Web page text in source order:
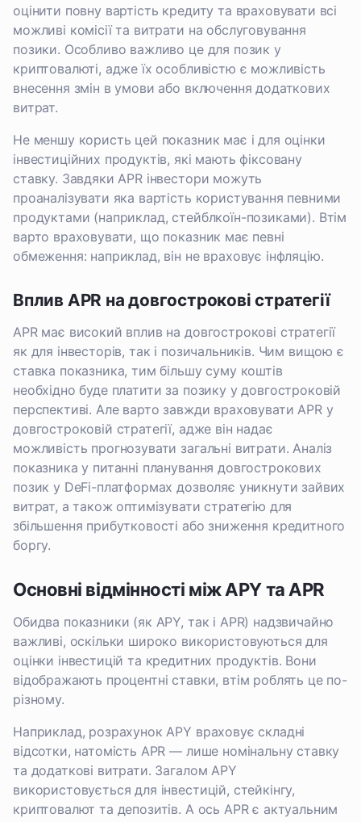
оцінити повну вартість кредиту та враховувати всі
можливі комісії та витрати на обслуговування
позики. Особливо важливо це для позик у
криптовалюті, адже їх особливістю є можливість
внесення змін в умови або включення додаткових
витрат.
Не меншу користь цей показник має і для оцінки
інвестиційних продуктів, які мають фіксовану
ставку. Завдяки APR інвестори можуть
проаналізувати яка вартість користування певними
продуктами (наприклад, стейблкоїн-позиками). Втім
варто враховувати, що показник має певні
обмеження: наприклад, він не враховує інфляцію.
Вплив APR на довгострокові стратегії
APR має високий вплив на довгострокові стратегії
як для інвесторів, так і позичальників. Чим вищою є
ставка показника, тим більшу суму коштів
необхідно буде платити за позику у довгостроковій
перспективі. Але варто завжди враховувати APR у
довгостроковій стратегії, адже він надає
можливість прогнозувати загальні витрати. Аналіз
показника у питанні планування довгострокових
позик у DeFi-платформах дозволяє уникнути зайвих
витрат, а також оптимізувати стратегію для
збільшення прибутковості або зниження кредитного
боргу.
Основні відмінності між APY та APR
Обидва показники (як APY, так і APR) надзвичайно
важливі, оскільки широко використовуються для
оцінки інвестицій та кредитних продуктів. Вони
відображають процентні ставки, втім роблять це по-
різному.
Наприклад, розрахунок APY враховує складні
відсотки, натомість APR — лише номінальну ставку
та додаткові витрати. Загалом APY
використовується для інвестицій, стейкінгу,
криптовалют та депозитів. А ось APR є актуальним